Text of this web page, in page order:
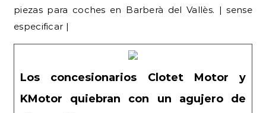
piezas para coches en Barberà del Vallès. | sense
especificar |
Los concesionarios Clotet Motor y
KMotor quiebran con un agujero de